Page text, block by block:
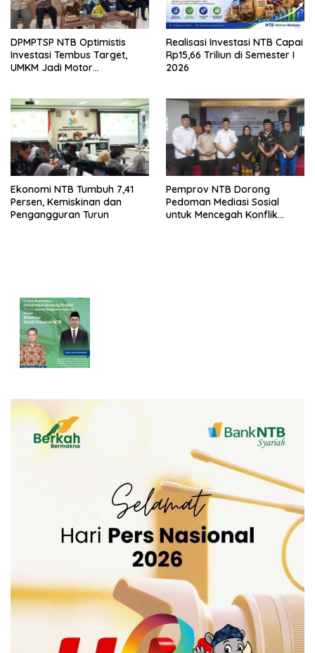
DPMPTSP NTB Optimistis
Investasi Tembus Target,
UMKM Jadi Motor
Realisasi Investasi NTB Capai
Rp15,66 Triliun di Semester I
2026
Ekonomi NTB Tumbuh 7,41
Persen, Kemiskinan dan
Pengangguran Turun
Pemprov NTB Dorong
Pedoman Mediasi Sosial
untuk Mencegah Konflik